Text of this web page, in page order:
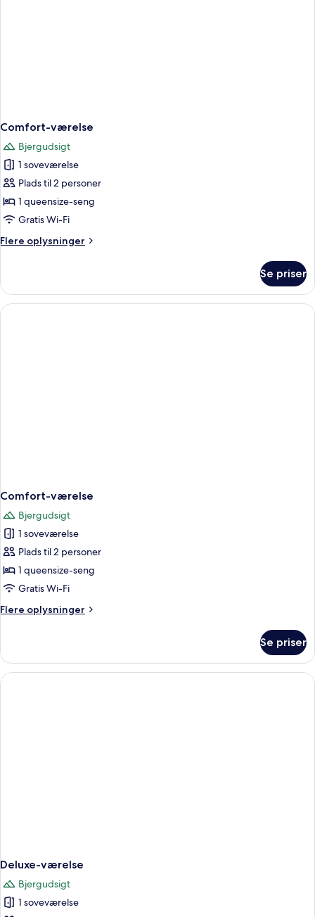
Comfort-værelse
Bjergudsigt
1 soveværelse
Plads til 2 personer
1 queensize-seng
Gratis Wi-Fi
Flere oplysninger
Flere
værelse
Se priser
Comfort-værelse
Bjergudsigt
1 soveværelse
Plads til 2 personer
1 queensize-seng
Gratis Wi-Fi
Flere oplysninger
Flere
værelse
Se priser
Deluxe-værelse
Bjergudsigt
1 soveværelse